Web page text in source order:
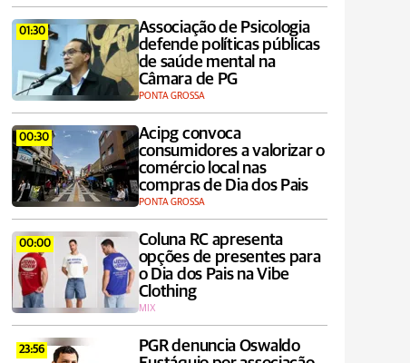
01:30
Associação de Psicologia
defende políticas públicas
de saúde mental na
Câmara de PG
PONTA GROSSA
00:30
Acipg convoca
consumidores a valorizar o
comércio local nas
compras de Dia dos Pais
PONTA GROSSA
00:00
Coluna RC apresenta
opções de presentes para
o Dia dos Pais na Vibe
Clothing
MIX
23:56
PGR denuncia Oswaldo